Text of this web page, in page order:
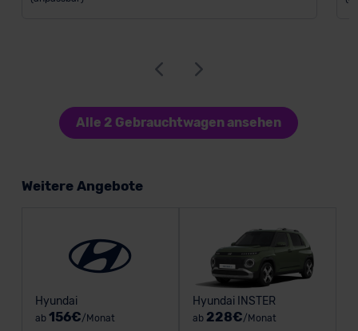
Alle 2 Gebrauchtwagen ansehen
Weitere Angebote
Hyundai
ab 156€/Monat
Hyundai INSTER
ab 228€/Monat